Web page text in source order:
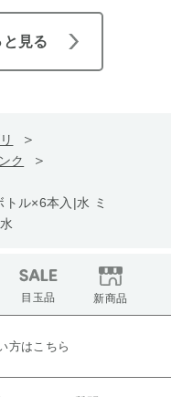
見る
ク
ル×6本入|水 ミ
目玉品 新商品
方はこちら